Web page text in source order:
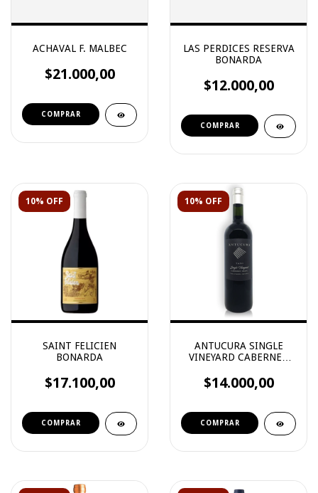
ACHAVAL F. MALBEC
$21.000,00
LAS PERDICES RESERVA
BONARDA
$12.000,00
10% OFF
SAINT FELICIEN
BONARDA
$17.100,00
10% OFF
ANTUCURA SINGLE
VINEYARD CABERNET
$14.000,00